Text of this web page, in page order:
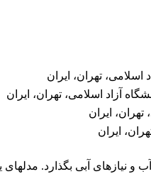
تهران، ایران
آزاد اسلامی‌، تهران، ایران
ایران
ایران
نیازهای آبی بگذارد.